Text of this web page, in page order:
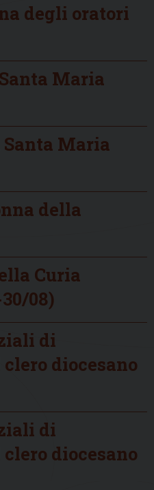
degli oratori
Maria
Maria
della
Curia
08)
di
diocesano
di
diocesano